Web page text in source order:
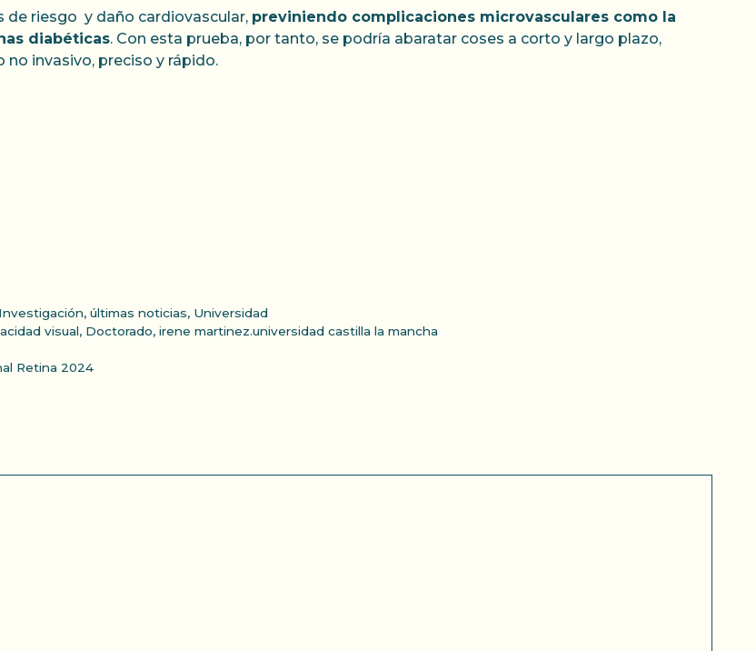
riesgo y daño cardiovascular, previniendo complicaciones microvasculares como la
diabéticas. Con esta prueba, por tanto, se podría abaratar coses a corto y largo plazo,
invasivo, preciso y rápido.
Investigación, últimas noticias, Universidad
visual, Doctorado, irene martinez.universidad castilla la mancha
Retina 2024